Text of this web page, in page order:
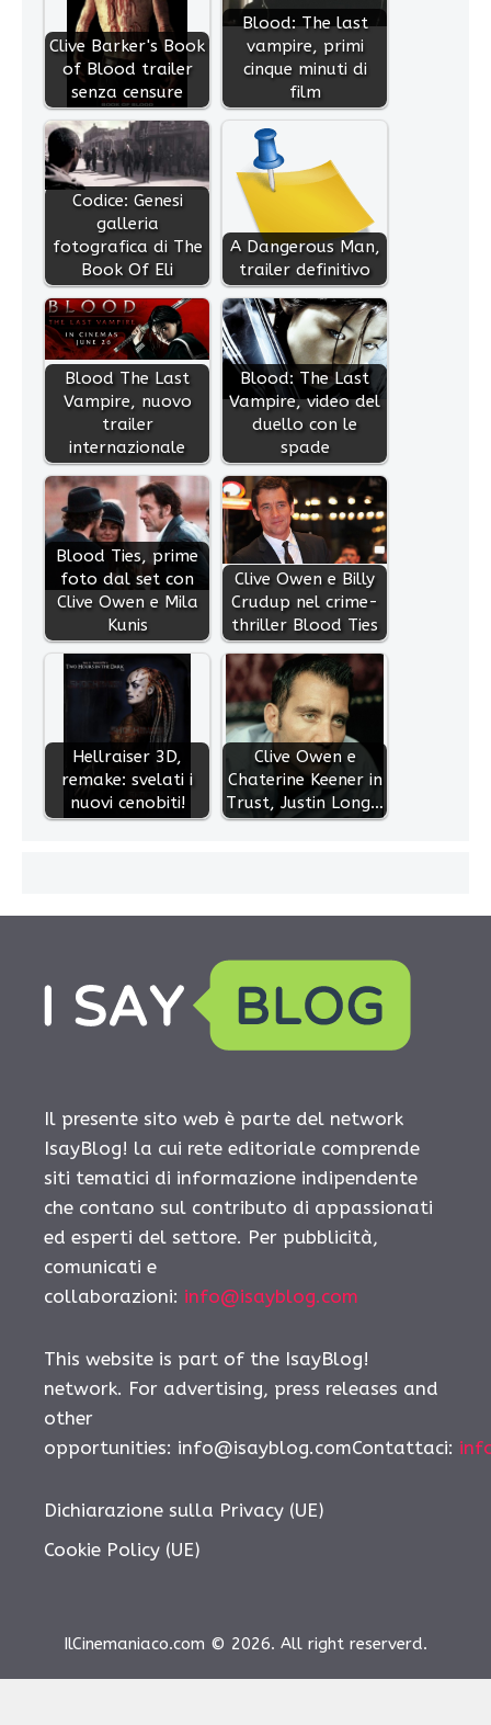
Clive Barker's Book
of Blood trailer
senza censure
Blood: The last
vampire, primi
cinque minuti di
film
Codice: Genesi
galleria
fotografica di The
Book Of Eli
A Dangerous Man,
trailer definitivo
Blood The Last
Vampire, nuovo
trailer
internazionale
Blood: The Last
Vampire, video del
duello con le
spade
Blood Ties, prime
foto dal set con
Clive Owen e Mila
Kunis
Clive Owen e Billy
Crudup nel crime-
thriller Blood Ties
Hellraiser 3D,
remake: svelati i
nuovi cenobiti!
Clive Owen e
Chaterine Keener in
Trust, Justin Long…
Il presente sito web è parte del network
IsayBlog! la cui rete editoriale comprende
siti tematici di informazione indipendente
che contano sul contributo di appassionati
ed esperti del settore. Per pubblicità,
comunicati e
collaborazioni: info@isayblog.com
This website is part of the IsayBlog!
network. For advertising, press releases and
other
opportunities: info@isayblog.comContattaci:
Dichiarazione sulla Privacy (UE)
Cookie Policy (UE)
IlCinemaniaco.com © 2026. All right reserverd.